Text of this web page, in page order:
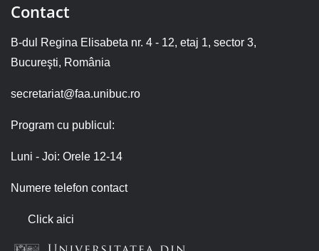
Contact
B-dul Regina Elisabeta nr. 4 - 12, etaj 1, sector 3,
Bucureşti, România
secretariat@faa.unibuc.ro
Program cu publicul:
Luni - Joi: Orele 12-14
Numere telefon contact
Click aici